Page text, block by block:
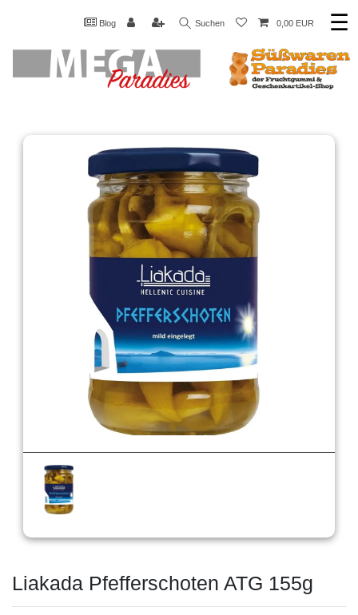
Blog Suchen 0,00 EUR ☰
Liakada Pfefferschoten ATG 155g